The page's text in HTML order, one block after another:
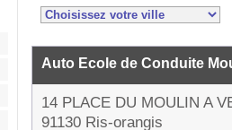
Auto Ecole de Conduite
14 PLACE DU MOULIN A
91130 Ris-orangis